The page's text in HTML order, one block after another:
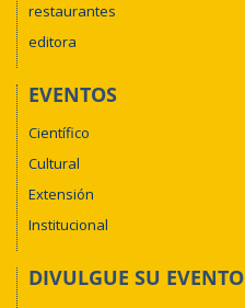
restaurantes
editora
EVENTOS
Científico
Cultural
Extensión
Institucional
DIVULGUE SU EVENTO